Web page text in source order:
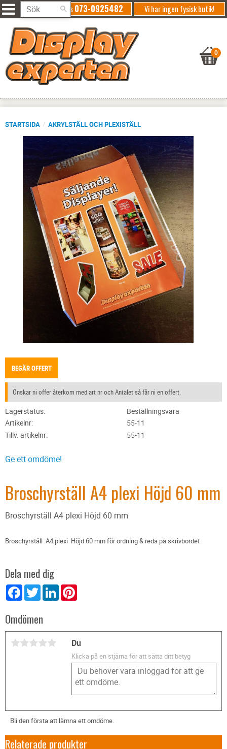
Vi har ingen fysisk butik!
Ring oss073-0925482
STARTSIDA AKRYLSTÄLL OCH PLEXISTÄLL
BEGÄR OFFERT
Önskar ni offer återkom med art nr och Antalet så får ni en offert.
Lagerstatus
Beställningsvara
Artikelnr
55-11
Tillv. artikelnr
55-11
Ge ett omdöme!
Broschyrställ A4 plexi Höjd 60 mm
Broschyrställ A4 plexi Höjd 60 mm
Broschyrställ A4 plexi Höjd 60 mm för ordning & reda på skrivbordet
Dela med dig
FacebookTwitter LinkedIn
Omdömen
Du
Klicka på en stjärna för att sätta ditt betyg
Bli den första att lämna ett omdöme.
Relaterade produkter